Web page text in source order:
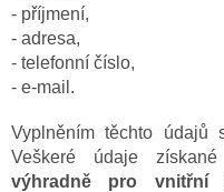
- příjmení,
- adresa,
- telefonní číslo,
- e-mail.
Vyplněním těchto údajů
Veškeré údaje
výhradně pro